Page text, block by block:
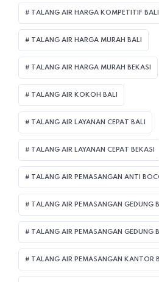
TALANG AIR HARGA KOMPETITIF BALI
TALANG AIR HARGA MURAH BALI
TALANG AIR HARGA MURAH BEKASI
TALANG AIR KOKOH BALI
TALANG AIR LAYANAN CEPAT BALI
TALANG AIR LAYANAN CEPAT BEKASI
TALANG AIR PEMASANGAN ANTI
TALANG AIR PEMASANGAN GEDUNG
TALANG AIR PEMASANGAN GEDUNG
TALANG AIR PEMASANGAN KANTOR